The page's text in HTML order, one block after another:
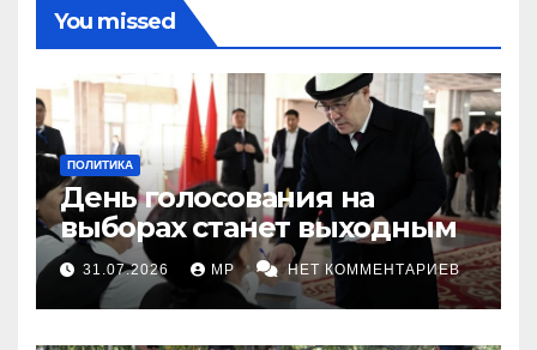
You missed
ПОЛИТИКА
День голосования на
выборах станет выходным
31.07.2026 MP НЕТ КОММЕНТАРИЕВ